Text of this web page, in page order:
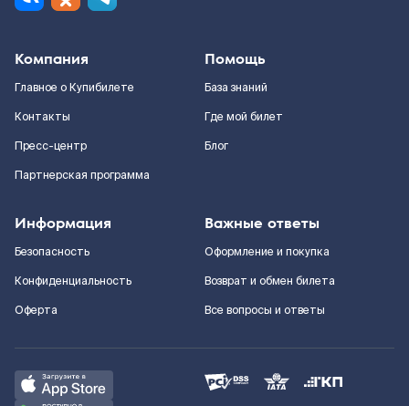
Компания
Главное о Купибилете
Контакты
Пресс-центр
Партнерская программа
Помощь
База знаний
Где мой билет
Блог
Информация
Безопасность
Конфиденциальность
Оферта
Важные ответы
Оформление и покупка
Возврат и обмен билета
Все вопросы и ответы